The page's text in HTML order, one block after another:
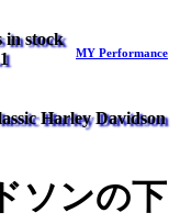
in stock
MY Performance
Harley Davidson
ソンの下